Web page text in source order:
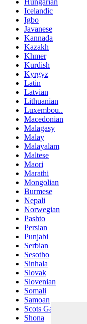
Hungarian
Icelandic
Igbo
Javanese
Kannada
Kazakh
Khmer
Kurdish
Kyrgyz
Latin
Latvian
Lithuanian
Luxembou..
Macedonian
Malagasy
Malay
Malayalam
Maltese
Maori
Marathi
Mongolian
Burmese
Nepali
Norwegian
Pashto
Persian
Punjabi
Serbian
Sesotho
Sinhala
Slovak
Slovenian
Somali
Samoan
Scots Gaelic
Shona